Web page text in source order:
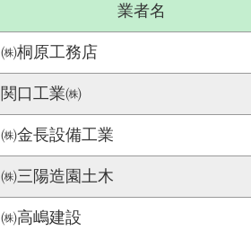
業者名
㈱桐原工務店
関口工業㈱
㈱金長設備工業
㈱三陽造園土木
㈱高嶋建設